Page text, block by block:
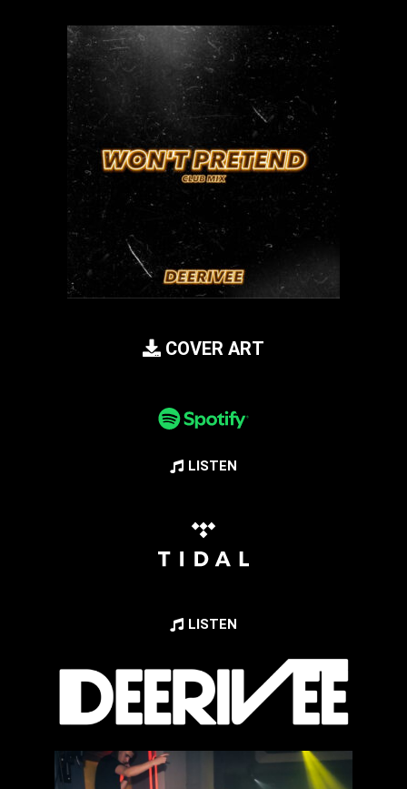
COVER ART
LISTEN
LISTEN